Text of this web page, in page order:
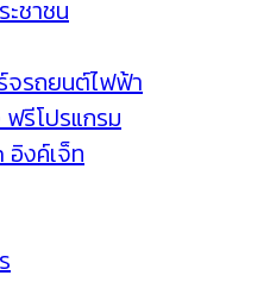
ะชาชน
จรถยนต์ไฟฟ้า
รีโปรแกรม
อิงค์เจ็ท